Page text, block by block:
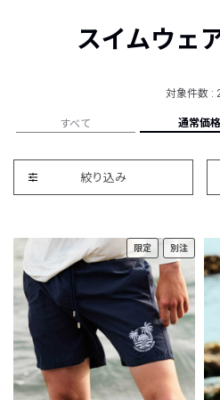
スイムウェ
対象件数 :
すべて 通常価格
絞り込み
限定 別注